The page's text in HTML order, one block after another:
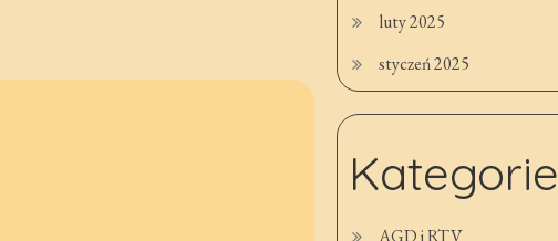
luty 2025
styczeń 2025
Kategorie
AGD i RTV